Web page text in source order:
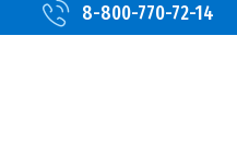
8-800-770-72-14